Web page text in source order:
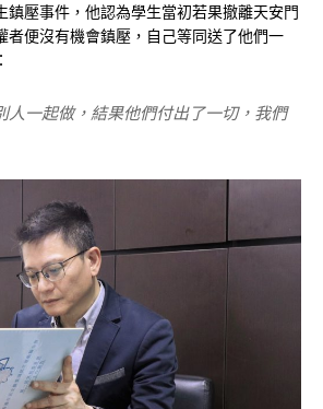
鎮壓事件，他認為學生當初若果撤離天安門
者便沒有機會鎮壓，自己等同送了他們一
人一起做，結果他們付出了一切，我們